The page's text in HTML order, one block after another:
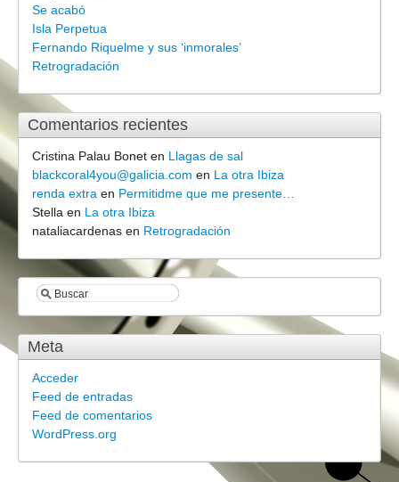
Se acabó
Isla Perpetua
Fernando Riquelme y sus ‘inmorales’
Retrogradación
Comentarios recientes
Cristina Palau Bonet en Llagas de sal
blackcoral4you@galicia.com en La otra Ibiza
renda extra en Permitidme que me presente…
Stella en La otra Ibiza
nataliacardenas en Retrogradación
Meta
Acceder
Feed de entradas
Feed de comentarios
WordPress.org